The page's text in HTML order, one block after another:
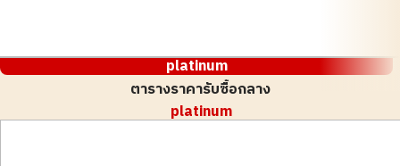
platinum
ตารางราคารับซื้อกลาง
platinum